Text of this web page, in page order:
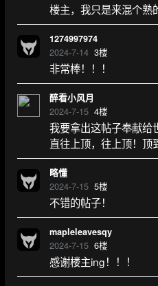
楼主，我只是来混个熟
1274997974
2024-7-14 3楼
非常棒！！！
醉看小风月
2024-7-15 4楼
我要拿出这帖子奉献给
直往上顶，往上顶！顶
略懂
2024-7-15 5楼
不错的帖子！
mapleleavesqy
2024-7-15 6楼
感谢楼主ing！！！